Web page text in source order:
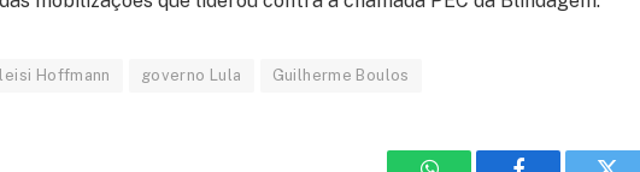
Hoffmann governo Lula Guilherme Boulos